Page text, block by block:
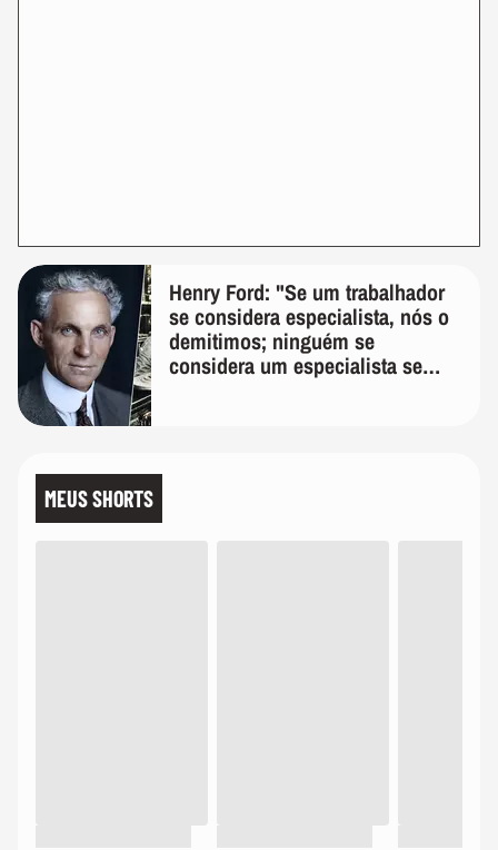
Henry Ford: "Se um trabalhador
se considera especialista, nós o
demitimos; ninguém se
considera um especialista se
MEUS SHORTS